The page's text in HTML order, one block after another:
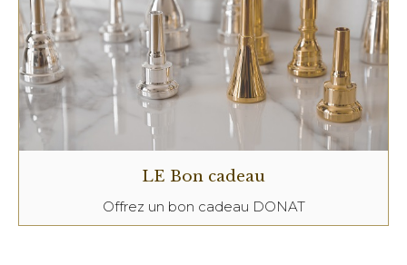
LE Bon cadeau
Offrez un bon cadeau DONAT